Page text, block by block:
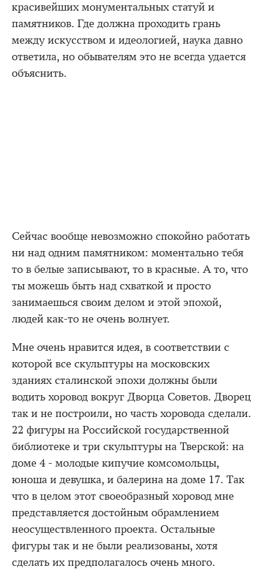
красивейших монументальных статуй и
памятников. Где должна проходить грань
между искусством и идеологией, наука давно
ответила, но обывателям это не всегда удается
объяснить.
Сейчас вообще невозможно спокойно работать
ни над одним памятником: моментально тебя
то в белые записывают, то в красные. А то, что
ты можешь быть над схваткой и просто
занимаешься своим делом и этой эпохой,
людей как-то не очень волнует.
Мне очень нравится идея, в соответствии с
которой все скульптуры на московских
зданиях сталинской эпохи должны были
водить хоровод вокруг Дворца Советов. Дворец
так и не построили, но часть хоровода сделали.
22 фигуры на Российской государственной
библиотеке и три скульптуры на Тверской: на
доме 4 - молодые кипучие комсомольцы,
юноша и девушка, и балерина на доме 17. Так
что в целом этот своеобразный хоровод мне
представляется достойным обрамлением
неосуществленного проекта. Остальные
фигуры так и не были реализованы, хотя
сделать их предполагалось очень много.